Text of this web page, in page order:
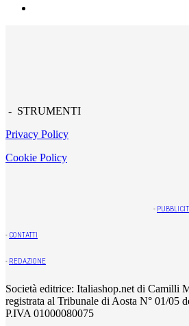
- STRUMENTI
Privacy Policy
Cookie Policy
-
- CONTATTI
- REDAZIONE
Società editrice: Italiashop.net di Camilli
registrata al Tribunale di Aosta N° 01/05
P.IVA 01000080075